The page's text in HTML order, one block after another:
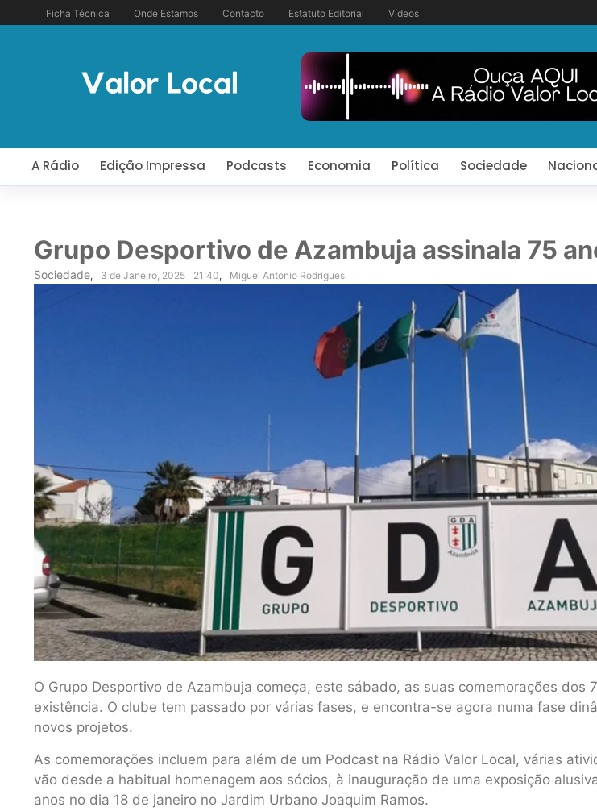
Ficha Técnica Onde Estamos Contacto Estatuto Editorial Vídeos
A Rádio Edição Impressa Podcasts Economia Política Sociedade
Grupo Desportivo de Azambuja assinala 75
Sociedade, 3 de Janeiro, 2025 21:40, Miguel Antonio Rodrigues
O Grupo Desportivo de Azambuja começa, este sábado, as suas comemorações dos
existência. O clube tem passado por várias fases, e encontra-se agora numa fase
novos projetos.
As comemorações incluem para além de um Podcast na Rádio Valor Local, várias
vão desde a habitual homenagem aos sócios, à inauguração de uma exposição
anos no dia 18 de janeiro no Jardim Urbano Joaquim Ramos.